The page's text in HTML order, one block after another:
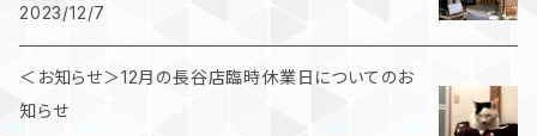
2023/12/7
＜お知らせ＞12月の長谷店臨時休業日についてのお
知らせ